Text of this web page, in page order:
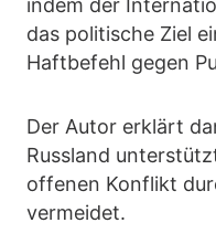
indem der
das politische Ziel
Haftbefehl gegen
Der Autor erklärt
Russland
offenen Konflikt
vermeidet.